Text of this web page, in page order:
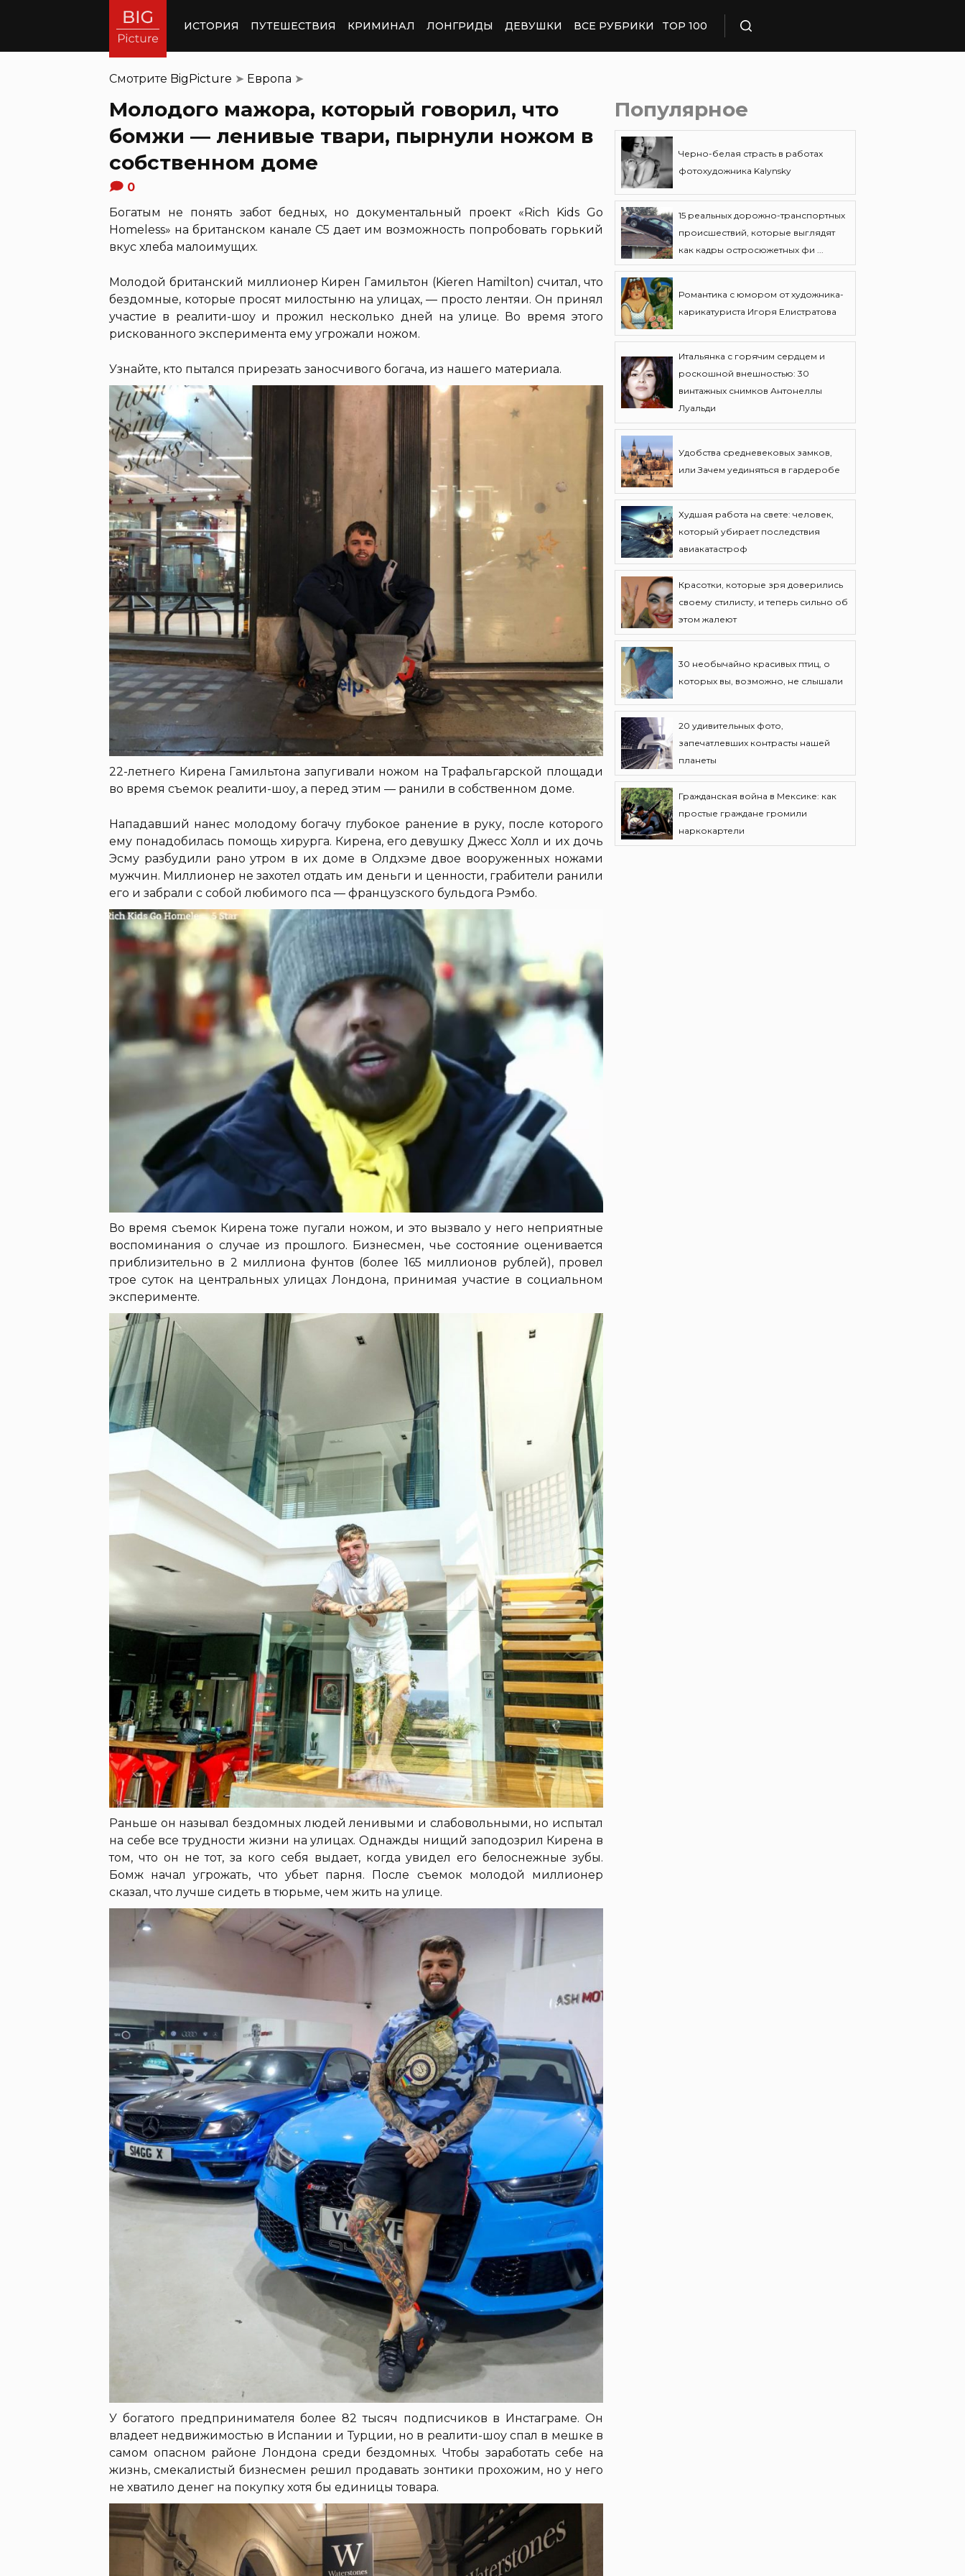
ИСТОРИЯ ПУТЕШЕСТВИЯ КРИМИНАЛ ЛОНГРИДЫ ДЕВУШКИ ВСЕ РУБРИКИ TOP 100
Смотрите BigPicture ➤ Европа ➤
Молодого мажора, который говорил, что
бомжи — ленивые твари, пырнули ножом в
собственном доме
0
Богатым не понять забот бедных, но документальный проект «Rich Kids Go
Homeless» на британском канале С5 дает им возможность попробовать горький
вкус хлеба малоимущих.
Молодой британский миллионер Кирен Гамильтон (Kieren Hamilton) считал, что
бездомные, которые просят милостыню на улицах, — просто лентяи. Он принял
участие в реалити-шоу и прожил несколько дней на улице. Во время этого
рискованного эксперимента ему угрожали ножом.
Узнайте, кто пытался прирезать заносчивого богача, из нашего материала.
22-летнего Кирена Гамильтона запугивали ножом на Трафальгарской площади
во время съемок реалити-шоу, а перед этим — ранили в собственном доме.
Нападавший нанес молодому богачу глубокое ранение в руку, после которого
ему понадобилась помощь хирурга. Кирена, его девушку Джесс Холл и их дочь
Эсму разбудили рано утром в их доме в Олдхэме двое вооруженных ножами
мужчин. Миллионер не захотел отдать им деньги и ценности, грабители ранили
его и забрали с собой любимого пса — французского бульдога Рэмбо.
Во время съемок Кирена тоже пугали ножом, и это вызвало у него неприятные
воспоминания о случае из прошлого. Бизнесмен, чье состояние оценивается
приблизительно в 2 миллиона фунтов (более 165 миллионов рублей), провел
трое суток на центральных улицах Лондона, принимая участие в социальном
эксперименте.
Раньше он называл бездомных людей ленивыми и слабовольными, но испытал
на себе все трудности жизни на улицах. Однажды нищий заподозрил Кирена в
том, что он не тот, за кого себя выдает, когда увидел его белоснежные зубы.
Бомж начал угрожать, что убьет парня. После съемок молодой миллионер
сказал, что лучше сидеть в тюрьме, чем жить на улице.
У богатого предпринимателя более 82 тысяч подписчиков в Инстаграме. Он
владеет недвижимостью в Испании и Турции, но в реалити-шоу спал в мешке в
самом опасном районе Лондона среди бездомных. Чтобы заработать себе на
жизнь, смекалистый бизнесмен решил продавать зонтики прохожим, но у него
не хватило денег на покупку хотя бы единицы товара.
Популярное
Черно-белая страсть в работах
фотохудожника Kalynsky
15 реальных дорожно-транспортных
происшествий, которые выглядят
как кадры остросюжетных фи ...
Романтика с юмором от художника-
карикатуриста Игоря Елистратова
Итальянка с горячим сердцем и
роскошной внешностью: 30
винтажных снимков Антонеллы
Луальди
Удобства средневековых замков,
или Зачем уединяться в гардеробе
Худшая работа на свете: человек,
который убирает последствия
авиакатастроф
Красотки, которые зря доверились
своему стилисту, и теперь сильно об
этом жалеют
30 необычайно красивых птиц, о
которых вы, возможно, не слышали
20 удивительных фото,
запечатлевших контрасты нашей
планеты
Гражданская война в Мексике: как
простые граждане громили
наркокартели